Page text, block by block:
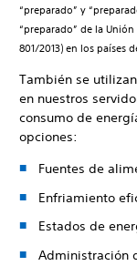
“preparado” y
“preparado” de la
801/2013) en los países
También se
en nuestros
consumo de
opciones:
Fuentes de
Enfriamiento
Estados de
Administración